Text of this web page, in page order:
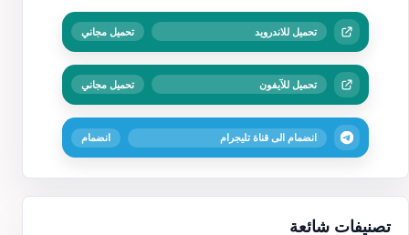
تصنيفات شائعة
تحميل للاندرويد تحميل مجاني
تحميل للآيفون تحميل مجاني
انضمام الى قناة تليجرام انضمام